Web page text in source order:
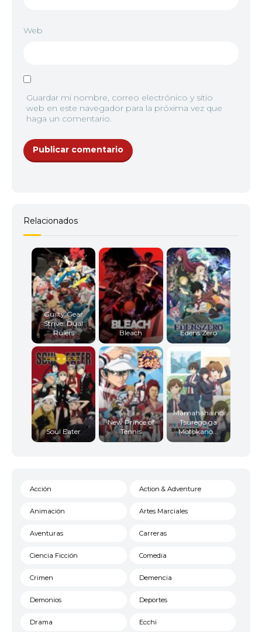
Web
Guardar mi nombre, correo electrónico y sitio
web en este navegador para la próxima vez que
haga un comentario.
Relacionados
Guilty Gear
Strive: Dual
Rulers
Bleach Edens Zero
Soul Eater
New Prince of
Tennis
Mamahaha no
Tsurego ga
Motokano...
Acción Action & Adventure
Animación Artes Marciales
Aventuras Carreras
Ciencia Ficción Comedia
Crimen Demencia
Demonios Deportes
Drama Ecchi